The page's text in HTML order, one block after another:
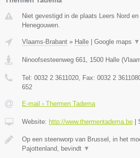
Niet gevestigd in de plaats Leers Nord
Henegouwen.
Vlaams-Brabant » Halle | Google maps ▼
Ninoofsesteenweg 661 1500 Halle (
Tel: 0032 2 3611020 , Fax: 0032 2
652
E-mail › Thermen Tadema
Website: http://www.thermentadema.be |
Op een steenworp van Brussel, in het
Pajottenland, bevindt ▼